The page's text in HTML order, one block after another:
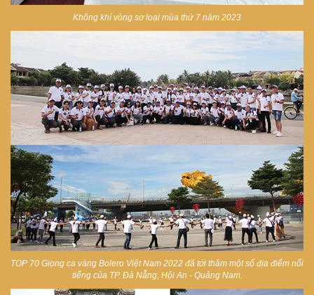
Không khí vòng sơ loại mùa thứ 7 năm 2023
TOP 70 Giọng ca vàng Bolero Việt Nam 2022 đã tới thăm một số địa điểm nổi
tiếng của TP. Đà Nẵng, Hội An - Quảng Nam.